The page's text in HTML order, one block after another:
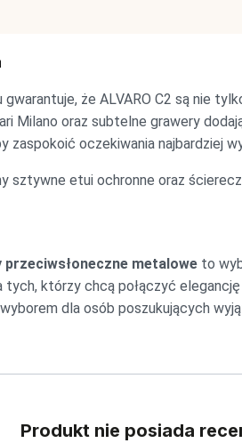
że ALVARO C2 są nie
Milano oraz subtelne grawery
zaspokoić oczekiwania najbardziej
sztywne etui ochronne oraz
przeciwsłoneczne metaloweto
którzy chcą połączyć
dla osób poszukujących
Produkt nie posiada